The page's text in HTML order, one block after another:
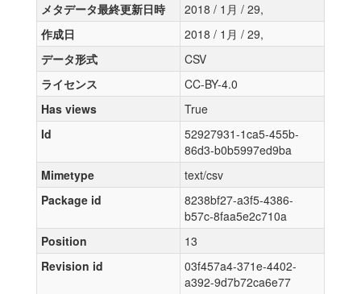
メタデータ最終更新日時
2018 / 1月 / 29,
作成日
2018 / 1月 / 29,
データ形式
CSV
ライセンス
CC-BY-4.0
Has views
True
Id
52927931-1ca5-455b-
86d3-b0b5997ed9ba
Mimetype
text/csv
Package id
8238bf27-a3f5-4386-
b57c-8faa5e2c710a
Position
13
Revision id
03f457a4-371e-4402-
a392-9d7b72ca6e77